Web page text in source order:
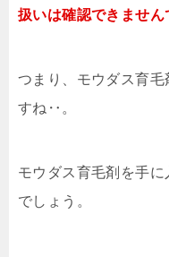
扱いは確認できません
つまり、モウダス育
すね‥。
モウダス育毛剤を手
でしょう。